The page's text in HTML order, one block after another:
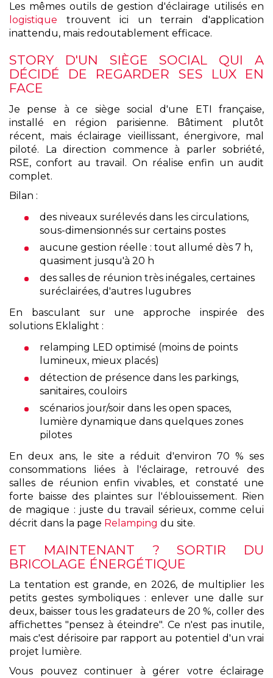
Les mêmes outils de gestion d'éclairage utilisés en
logistique trouvent ici un terrain d'application
inattendu, mais redoutablement efficace.
STORY D'UN SIÈGE SOCIAL QUI A
DÉCIDÉ DE REGARDER SES LUX EN
FACE
Je pense à ce siège social d'une ETI française,
installé en région parisienne. Bâtiment plutôt
récent, mais éclairage vieillissant, énergivore, mal
piloté. La direction commence à parler sobriété,
RSE, confort au travail. On réalise enfin un audit
complet.
Bilan :
des niveaux surélevés dans les circulations,
sous-dimensionnés sur certains postes
aucune gestion réelle : tout allumé dès 7 h,
quasiment jusqu'à 20 h
des salles de réunion très inégales, certaines
suréclairées, d'autres lugubres
En basculant sur une approche inspirée des
solutions Eklalight :
relamping LED optimisé (moins de points
lumineux, mieux placés)
détection de présence dans les parkings,
sanitaires, couloirs
scénarios jour/soir dans les open spaces,
lumière dynamique dans quelques zones
pilotes
En deux ans, le site a réduit d'environ 70 % ses
consommations liées à l'éclairage, retrouvé des
salles de réunion enfin vivables, et constaté une
forte baisse des plaintes sur l'éblouissement. Rien
de magique : juste du travail sérieux, comme celui
décrit dans la page Relamping du site.
ET MAINTENANT ? SORTIR DU
BRICOLAGE ÉNERGÉTIQUE
La tentation est grande, en 2026, de multiplier les
petits gestes symboliques : enlever une dalle sur
deux, baisser tous les gradateurs de 20 %, coller des
affichettes "pensez à éteindre". Ce n'est pas inutile,
mais c'est dérisoire par rapport au potentiel d'un vrai
projet lumière.
Vous pouvez continuer à gérer votre éclairage